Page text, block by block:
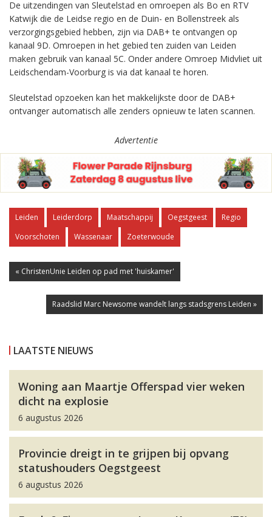
De uitzendingen van Sleutelstad en omroepen als Bo en RTV
Katwijk die de Leidse regio en de Duin- en Bollenstreek als
verzorgingsgebied hebben, zijn via DAB+ te ontvangen op
kanaal 9D. Omroepen in het gebied ten zuiden van Leiden
maken gebruik van kanaal 5C. Onder andere Omroep Midvliet uit
Leidschendam-Voorburg is via dat kanaal te horen.
Sleutelstad opzoeken kan het makkelijkste door de DAB+
ontvanger automatisch alle zenders opnieuw te laten scannen.
Advertentie
Leiden Leiderdorp Maatschappij Oegstgeest
Regio
Voorschoten
Wassenaar Zoeterwoude
« ChristenUnie Leiden op pad met 'huiskamer'
Raadslid Marc Newsome wandelt langs stadsgrens Leiden »
LAATSTE NIEUWS
Woning aan Maartje Offerspad vier weken
dicht na explosie
6 augustus 2026
Provincie dreigt in te grijpen bij opvang
statushouders Oegstgeest
6 augustus 2026